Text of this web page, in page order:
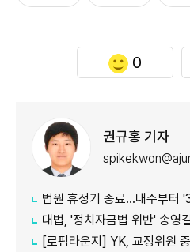
0
권규홍 기자
법원 휴정기 종료...내주부터 '3대
대법, '정치자금법 위반' 송영
[로펌라운지] YK, 교정위원 중앙협의회